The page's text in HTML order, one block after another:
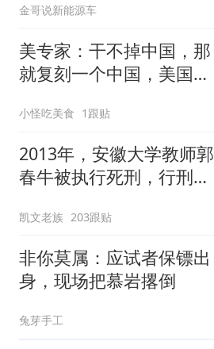
金哥说新能源车
美专家：干不掉中国，那
就复刻一个中国，美国看
小怪吃美食 1跟贴
2013年，安徽大学教师郭
春牛被执行死刑，行刑前
凯文老族 203跟贴
非你莫属：应试者保镖出
身，现场把慕岩撂倒
兔芽手工